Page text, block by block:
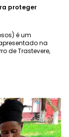
proteger
é um
na
de Trastevere,